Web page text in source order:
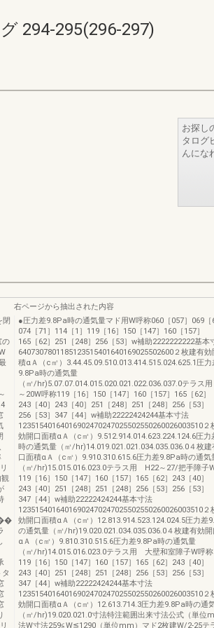
294-295(296-297)
お探し
タログ
んにな
閉
の
観
右ページから抽出された内容
●圧力差9.8Pa時の通気量マド用W呼称060［057］069［
074［71］114［1］119［16］150［147］160［157］
165［62］251［248］256［53］w補助2222222222基本
6407307801185123515401640169025502600２枚建有効
積αＡ（c㎡）3.44.45.09.510.013.414.515.024.625.1圧力
9.8Pa時の通気量
（㎥/hr)5.07.07.014.015.020.021.022.036.037.0テラス
～20W呼称119［16］150［147］160［157］165［62］
243［40］243［40］251［248］251［248］256［53］
256［53］347［44］w補助22222424244基本寸法
12351540164016902470247025502550260026003510２
効開口面積αＡ（c㎡）9.512.914.014.623.224.124.6圧力
時の通気量（㎥/hr)14.019.021.021.034.035.036.0４枚建
口面積αＡ（c㎡）9.910.310.615.6圧力差9.8Pa時の通気
（㎥/hr)15.015.016.023.0テラス用 H22～27/把手障子
119［16］150［147］160［157］165［62］243［40］
243［40］251［248］251［248］256［53］256［53］
347［44］w補助22222424244基本寸法
12351540164016902470247025502550260026003510２
効開口面積αＡ（c㎡）12.813.914.523.124.024.5圧力差
の通気量（㎥/hr)19.020.021.034.035.036.0４枚建有効
αＡ（c㎡）9.810.310.515.6圧力差9.8Pa時の通気量
（㎥/hr)14.015.016.023.0テラス用 大壁和室障子W呼称
119［16］150［147］160［157］165［62］243［40］
243［40］251［248］251［248］256［53］256［53］
347［44］w補助22222424244基本寸法
12351540164016902470247025502550260026003510２
効開口面積αＡ（c㎡）12.613.714.3圧力差9.8Pa時の通
（㎥/hr)19.020.021.0寸法特注範囲出来寸法公式（単位
法W寸法259≦W≦1290（単位mm）マド2枚建W/2-25テ